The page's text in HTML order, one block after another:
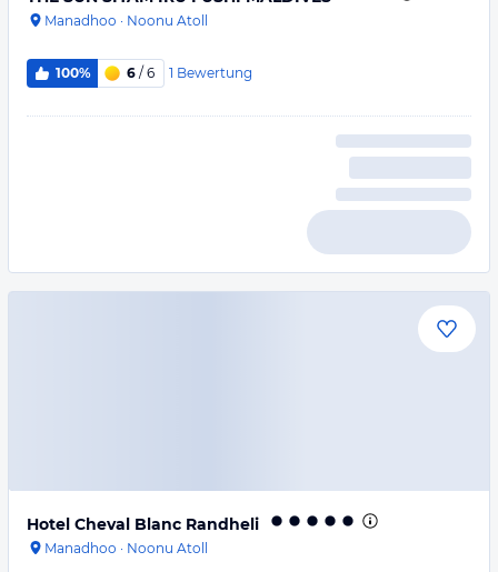
Manadhoo · Noonu Atoll
100% 6 / 6 1 Bewertung
Hotel Cheval Blanc Randheli
Manadhoo · Noonu Atoll